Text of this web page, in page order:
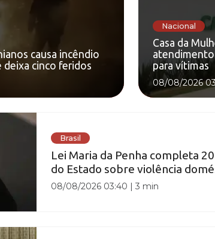
causa incêndio
deixa cinco feridos
Nacional
Casa da
para vítimas
08/08/2026
Brasil
Lei Maria da Penha completa
do Estado sobre violência
08/08/2026 03:40 |3 min